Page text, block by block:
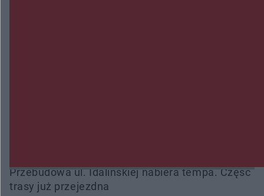
Przebudowa ul. Idalińskiej nabiera tempa. Część
trasy już przejezdna